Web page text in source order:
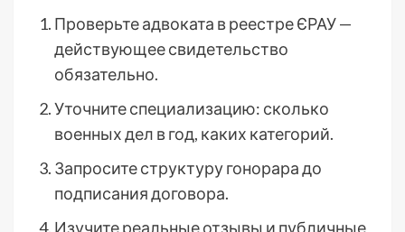
Проверьте адвоката в реестре ЄРАУ —
действующее свидетельство
обязательно.
Уточните специализацию: сколько
военных дел в год, каких категорий.
Запросите структуру гонорара до
подписания договора.
Изучите реальные отзывы и публичные